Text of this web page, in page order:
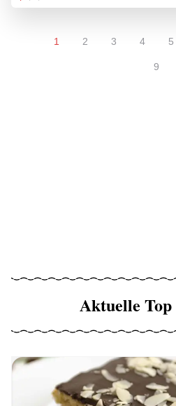
1 2 3 4 5
9
Aktuelle Top